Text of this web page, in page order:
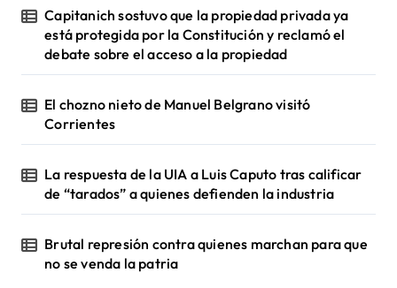
Capitanich sostuvo que la propiedad privada ya
está protegida por la Constitución y reclamó el
debate sobre el acceso a la propiedad
El chozno nieto de Manuel Belgrano visitó
Corrientes
La respuesta de la UIA a Luis Caputo tras calificar
de “tarados” a quienes defienden la industria
Brutal represión contra quienes marchan para que
no se venda la patria